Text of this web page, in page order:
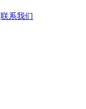
联系我们